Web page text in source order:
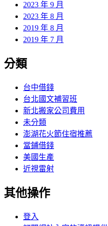
2023 年 9 月
2023 年 8 月
2019 年 8 月
2019 年 7 月
分類
台中借錢
台北國文補習班
新北搬家公司費用
未分類
澎湖花火節住宿推薦
當鋪借錢
美國生產
近視雷射
其他操作
登入